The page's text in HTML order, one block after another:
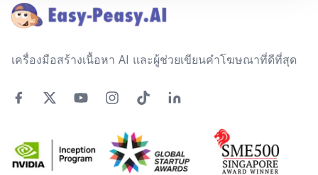
เครื่องมือสร้างเนื้อหา AI และผู้ช่วยเขียนคำโฆษณาที่ดีที่สุด